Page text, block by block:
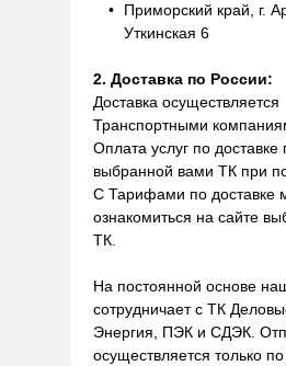
Приморский край, г.
Уткинская 6
2. Доставка по России:
Доставка осуществляется
Транспортными
Оплата услуг по доставке
выбранной вами ТК при
С Тарифами по доставке
ознакомиться на сайте
ТК.
На постоянной основе
сотрудничает с ТК
Энергия, ПЭК и СДЭК.
осуществляется только